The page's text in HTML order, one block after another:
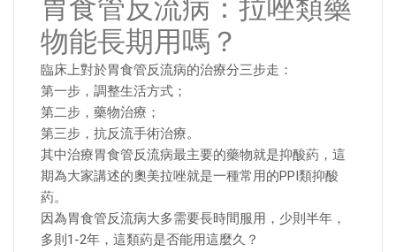
胃食管反流病：拉唑類藥
物能長期用嗎？
臨床上對於胃食管反流病的治療分三步走：
第一步，調整生活方式；
第二步，藥物治療；
第三步，抗反流手術治療。
其中治療胃食管反流病最主要的藥物就是抑酸葯，這
期為大家講述的奧美拉唑就是一種常用的PPI類抑酸
葯。
因為胃食管反流病大多需要長時間服用，少則半年，
多則1-2年，這類葯是否能用這麼久？